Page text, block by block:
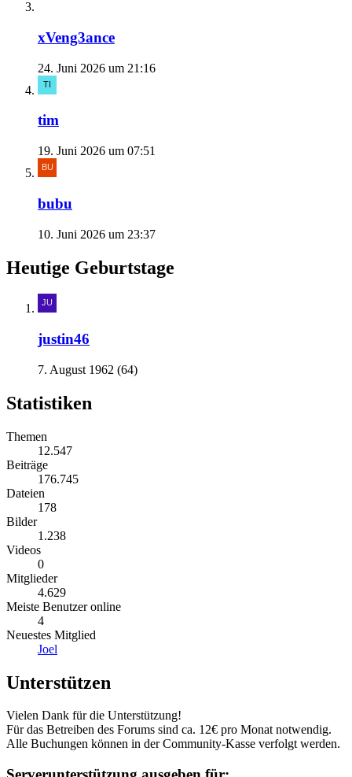
xVeng3ance
24. Juni 2026 um 21:16
tim
19. Juni 2026 um 07:51
bubu
10. Juni 2026 um 23:37
Heutige Geburtstage
justin46
7. August 1962 (64)
Statistiken
Themen
12.547
Beiträge
176.745
Dateien
178
Bilder
1.238
Videos
0
Mitglieder
4.629
Meiste Benutzer online
4
Neuestes Mitglied
Joel
Unterstützen
Vielen Dank für die Unterstützung!
Für das Betreiben des Forums sind ca. 12€ pro Monat notwendig.
Alle Buchungen können in der Community-Kasse verfolgt werden.